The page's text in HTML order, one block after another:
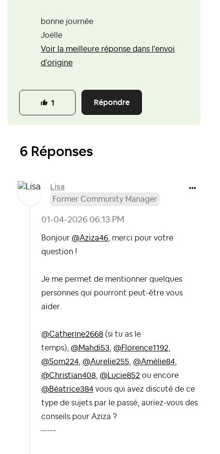
bonne journée
Joëlle
Voir la meilleure réponse dans l'envoi
d'origine
Répondre
1
6 Réponses
Lisa
Former Community Manager
‎01-04-2026 06:13 PM
Bonjour @Aziza46 , merci pour votre
question !
Je me permet de mentionner quelques
personnes qui pourront peut-être vous
aider.
@Catherine2668 (si tu as le
temps), @Mahdi53 @Florence1192
@Som224 @Aurelie255 @Amélie84
@Christian408 @Lucie852 ou encore
@Béatrice384 vous qui avez discuté de ce
type de sujets par le passé, auriez-vous des
conseils pour Aziza ?
-----